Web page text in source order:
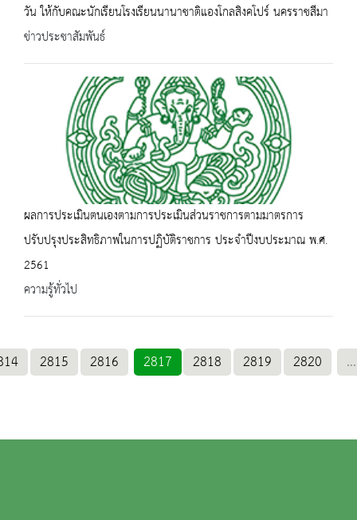
วัน ให้กับคณะนักเรียนโรงเรียนนานาชาติแองโกลสิงคโปร์ นครราชสีมา
ข่าวประชาสัมพันธ์
ผลการประเมินตนเองตามการประเมินส่วนราชการตามมาตรการ
ปรับปรุงประสิทธิภาพในการปฏิบัติราชการ ประจำปีงบประมาณ พ.ศ.
2561
ความรู้ทั่วไป
2815 2816 2817 2818 2819 2820 ...